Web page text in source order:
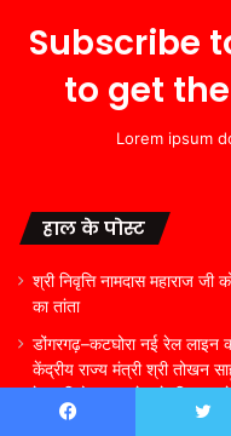
Subscribe
to get
Lorem ipsum
हाल के पोस्ट
श्री निवृत्ति नामदास महाराज
का तांता
डोंगरगढ़–कटघोरा नई रेल लाइन
केंद्रीय राज्य मंत्री श्री तोखन
ऐतिहासिक कदम